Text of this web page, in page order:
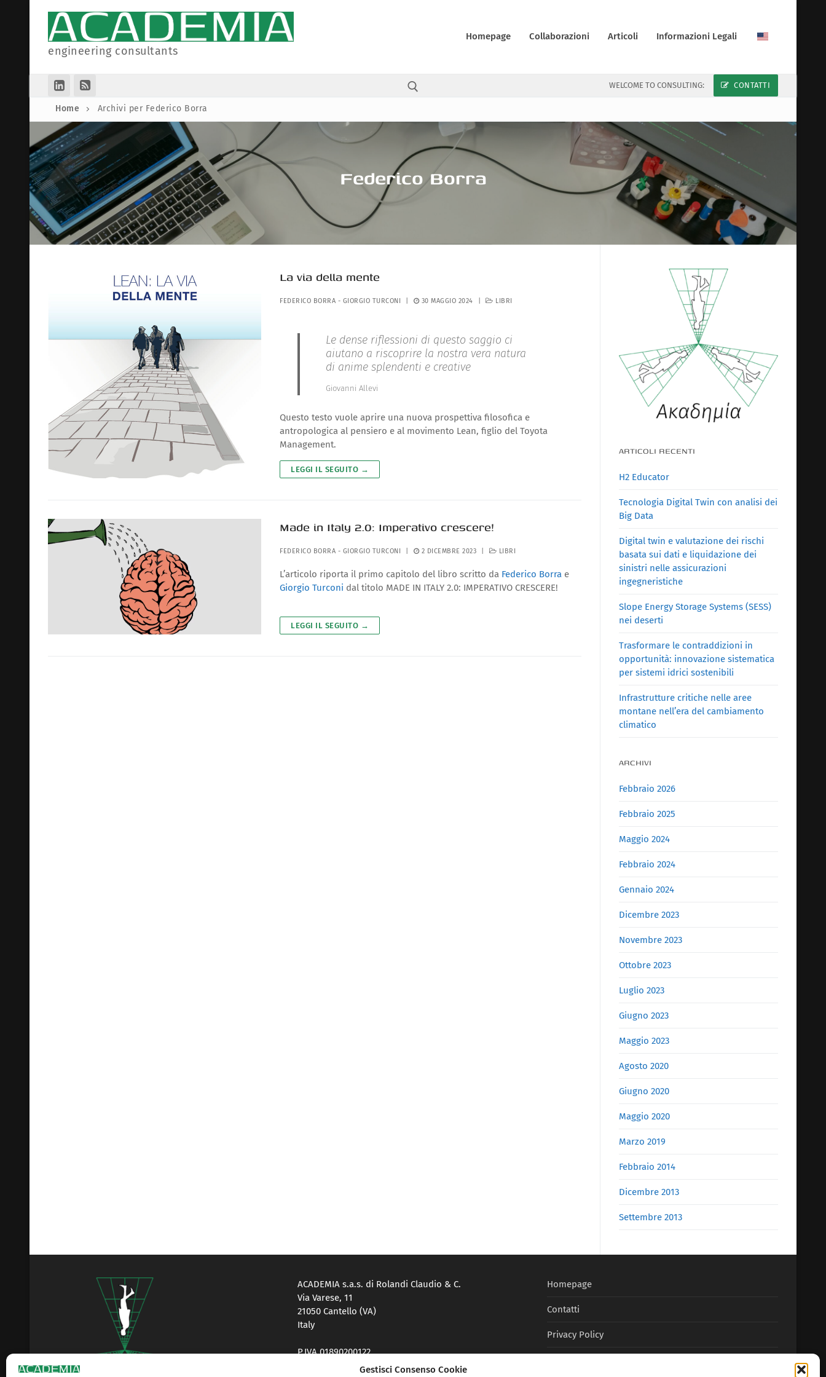
Gestisci Consenso Cookie
contenuto
engineering consultants
Homepage Collaborazioni Articoli Informazioni Legali
WELCOME TO CONSULTING: CONTATTI
Homepage
Collaborazioni
Partner
Società
Associazioni
Articoli
Informazioni Legali
Privacy Policy
Home Archivi per Federico Borra
Federico Borra
La via della mente
FEDERICO BORRA - GIORGIO TURCONI 30 MAGGIO 2024 LIBRI
Le dense riflessioni di questo saggio ci
aiutano a riscoprire la nostra vera natura
di anime splendenti e creative
Giovanni Allevi
Questo testo vuole aprire una nuova prospettiva filosofica e
antropologica al pensiero e al movimento Lean, figlio del Toyota
Management.
LEGGI IL SEGUITO →
Made in Italy 2.0: Imperativo crescere!
FEDERICO BORRA - GIORGIO TURCONI 2 DICEMBRE 2023 LIBRI
L’articolo riporta il primo capitolo del libro scritto da Federico Borra e
Giorgio Turconi dal titolo MADE IN ITALY 2.0: IMPERATIVO CRESCERE!
LEGGI IL SEGUITO →
ARTICOLI RECENTI
H2 Educator
Tecnologia Digital Twin con analisi dei
Big Data
Digital twin e valutazione dei rischi
basata sui dati e liquidazione dei
sinistri nelle assicurazioni
ingegneristiche
Slope Energy Storage Systems (SESS)
nei deserti
Trasformare le contraddizioni in
opportunità: innovazione sistematica
per sistemi idrici sostenibili
Infrastrutture critiche nelle aree
montane nell’era del cambiamento
climatico
ARCHIVI
Febbraio 2026
Febbraio 2025
Maggio 2024
Febbraio 2024
Gennaio 2024
Dicembre 2023
Novembre 2023
Ottobre 2023
Luglio 2023
Giugno 2023
Maggio 2023
Agosto 2020
Giugno 2020
Maggio 2020
Marzo 2019
Febbraio 2014
Dicembre 2013
Settembre 2013
ACADEMIA s.a.s. di Rolandi Claudio & C.
Via Varese, 11
21050 Cantello (VA)
Italy
P.IVA 01890200122
Reg. Imprese VA-214983
Homepage
Contatti
Privacy Policy